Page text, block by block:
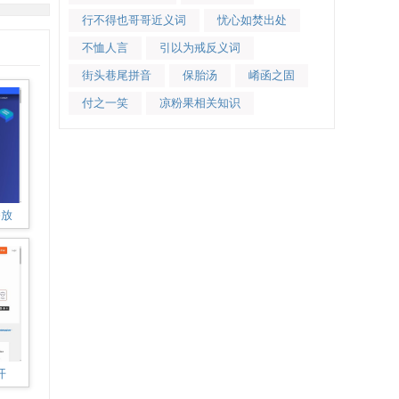
行不得也哥哥近义词 忧心如焚出处
不恤人言 引以为戒反义词
街头巷尾拼音 保胎汤 崤函之固
付之一笑 凉粉果相关知识